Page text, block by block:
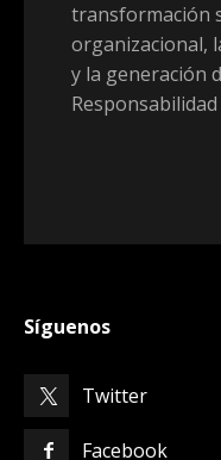
transformación
organizacional,
y la generación
Síguenos
Twitter
Facebook